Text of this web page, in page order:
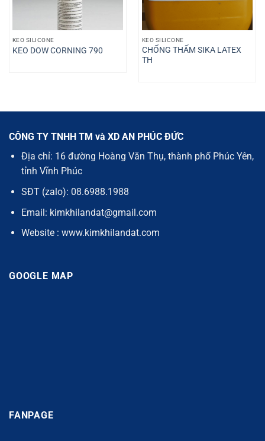
KEO SILICONE
KEO DOW CORNING 790
KEO SILICONE
CHỐNG THẤM SIKA LATEX
TH
CÔNG TY TNHH TM và XD AN PHÚC ĐỨC
Địa chỉ: 16 đường Hoàng Văn Thụ, thành phố Phúc Yên,
tỉnh Vĩnh Phúc
SĐT (zalo): 08.6988.1988
Email: kimkhilandat@gmail.com
Website : www.kimkhilandat.com
GOOGLE MAP
FANPAGE